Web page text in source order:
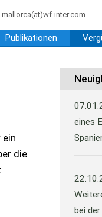
mallorca(at)wf-inter.com
Publikationen
die
eines
bei